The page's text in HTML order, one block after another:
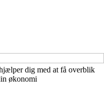
dig med at få overblik
økonomi